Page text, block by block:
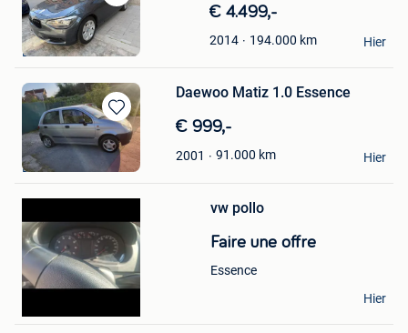
Sauvegarder
dans
Mes
Favoris
€ 4.499,-
2014 194.000 km
Zayn
Bruxelles
Hier
Sauvegarder
dans
Mes
Favoris
Daewoo Matiz 1.0 Essence
€ 999,-
2001 91.000 km
automw
Bruxelles
Hier
Sauvegarder
Mes
Favoris
vw pollo
Faire une offre
Essence
nounou zaio
Hier